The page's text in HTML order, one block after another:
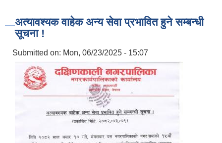
अत्यावश्‍यक वाहेक अन्य सेवा प्रभावित हुने सम्बन्धी
सूचना !
Submitted on: Mon, 06/23/2025 - 15:07